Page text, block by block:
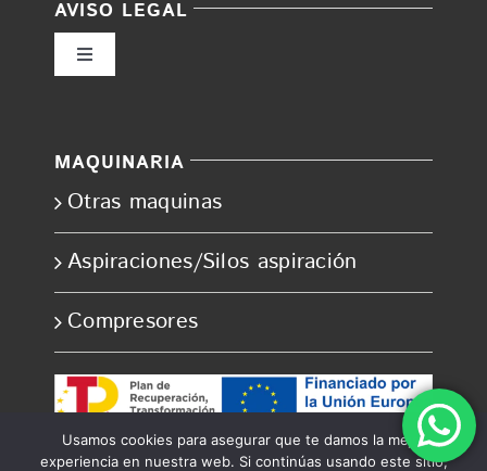
AVISO LEGAL
Toggle
Ley de cookies
Accesibilidad
Ayuda accesibilidad
MAQUINARIA
Otras maquinas
Aspiraciones/Silos aspiración
Compresores
Usamos cookies para asegurar que te damos la mejor
experiencia en nuestra web. Si continúas usando este sitio,